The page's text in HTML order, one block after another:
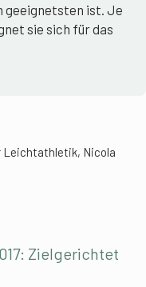
geeignetsten ist. Je
sie sich für das
Leichtathletik, Nicola
Zielgerichtet